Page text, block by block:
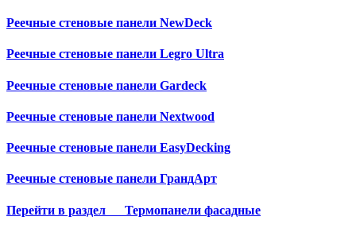
Реечные стеновые панели NewDeck
Реечные стеновые панели Legro Ultra
Реечные стеновые панели Gardeck
Реечные стеновые панели Nextwood
Реечные стеновые панели EasyDecking
Реечные стеновые панели ГрандАрт
Перейти в раздел Термопанели фасадные